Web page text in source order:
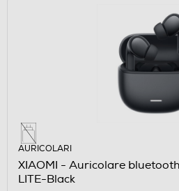
AURICOLARI
XIAOMI - Auricolare
LITE-Black